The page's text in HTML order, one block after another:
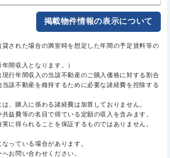
掲載物件情報の表示について
貸された場合の満室時を想定した年間の予定賃料等の
間収入となります。）
現行年間収入の当該不動産のご購入価格に対する割合
該不動産を維持するために必要な諸経費を控除する
、購入に係わる諸経費は加算しておりません。
益費等の名目で得ている定額の収入を含みます。
に得られることを保証するものではありません。
っている場合があります。
お問い合わせください。